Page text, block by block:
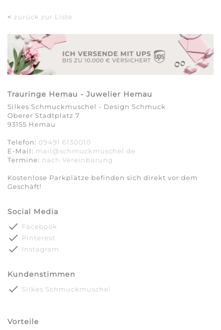
< zurück zur Liste
Trauringe Hemau - Juwelier Hemau
Silkes Schmuckmuschel - Design Schmuck
Oberer Stadtplatz 7
93155 Hemau
Telefon: 09491 6130010
E-Mail: mail@schmuckmuschel.de
Termine: nach Vereinbarung​​​​​​​
Kostenlose Parkplätze befinden sich direkt vor dem
Geschäft!
Social Media
done Facebook
done Pinterest
done Instagram
Kundenstimmen
done Silkes Schmuckmuschel
Vorteile